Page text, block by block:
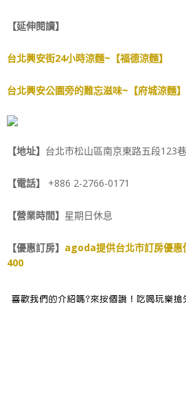
【延伸閱讀】
台北興安街24小時涼麵~【福德涼麵】
台北興安公園旁的難忘滋味~【府城涼麵
【地址】 台北市松山區南京東路五段123
【電話】 +886 2-2766-0171
【營業時間】 星期日休息
【優惠訂房】 agoda提供台北市訂房優惠
400